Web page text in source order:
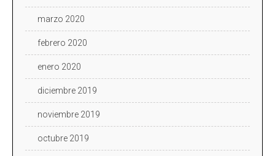
marzo 2020
febrero 2020
enero 2020
diciembre 2019
noviembre 2019
octubre 2019